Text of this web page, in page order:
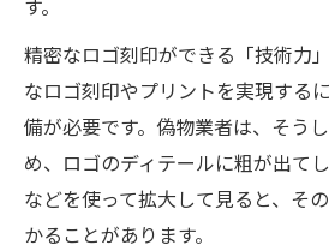
す。
精密なロゴ刻印ができる「技術力
なロゴ刻印やプリントを実現する
備が必要です。偽物業者は、そう
め、ロゴのディテールに粗が出て
などを使って拡大して見ると、そ
かることがあります。